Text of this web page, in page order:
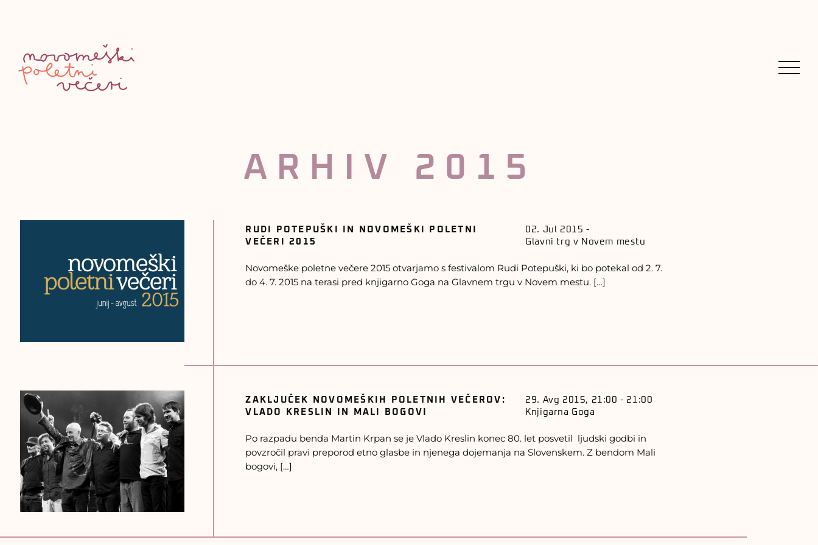
Meni
ARHIV 2015
RUDI POTEPUŠKI IN NOVOMEŠKI POLETNI
VEČERI 2015
02. Jul 2015 -
Glavni trg v Novem mestu
Novomeške poletne večere 2015 otvarjamo s festivalom Rudi Potepuški, ki bo potekal od 2. 7.
do 4. 7. 2015 na terasi pred knjigarno Goga na Glavnem trgu v Novem mestu. […]
ZAKLJUČEK NOVOMEŠKIH POLETNIH VEČEROV:
VLADO KRESLIN IN MALI BOGOVI
29. Avg 2015, 21:00 - 21:00
Knjigarna Goga
Po razpadu benda Martin Krpan se je Vlado Kreslin konec 80. let posvetil ljudski godbi in
povzročil pravi preporod etno glasbe in njenega dojemanja na Slovenskem. Z bendom Mali
bogovi, […]